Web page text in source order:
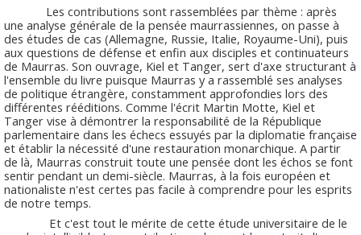
Les contributions sont rassemblées par thème : après
une analyse générale de la pensée maurrassiennes, on passe à
des études de cas (Allemagne, Russie, Italie, Royaume-Uni), puis
aux questions de défense et enfin aux disciples et continuateurs
de Maurras. Son ouvrage, Kiel et Tanger, sert d'axe structurant à
l'ensemble du livre puisque Maurras y a rassemblé ses analyses
de politique étrangère, constamment approfondies lors des
différentes rééditions. Comme l'écrit Martin Motte, Kiel et
Tanger vise à démontrer la responsabilité de la République
parlementaire dans les échecs essuyés par la diplomatie française
et établir la nécessité d'une restauration monarchique. A partir
de là, Maurras construit toute une pensée dont les échos se font
sentir pendant un demi-siècle. Maurras, à la fois européen et
nationaliste n'est certes pas facile à comprendre pour les esprits
de notre temps.
Et c'est tout le mérite de cette étude universitaire de le